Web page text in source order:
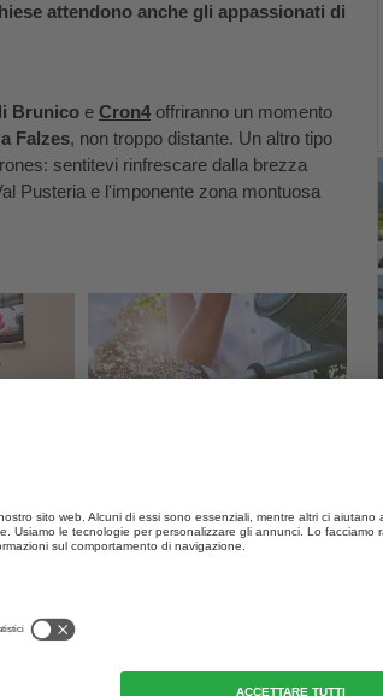
attendono anche gli appassionati di
Brunico e Cron4 offriranno un momento
Falzes, non troppo distante. Un altro tipo
sentitevi rinfrescare dalla brezza
Pusteria e l'imponente zona montuosa
di risalita. Arrivati in cima vi
Corones Museo LUMEN
il
impressionanti. A chi preferisce
ciclabile della Val Pusteria